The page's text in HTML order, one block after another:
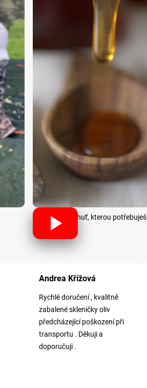
Chuť, kterou
Andrea Křížová
Rychlé doručení , kvalitně
zabalené skleničky oliv
předcházející poškození při
transportu . Děkuji a
doporučuji .